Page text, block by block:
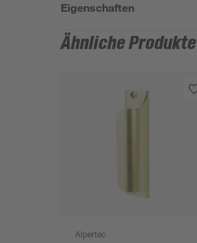
Eigenschaften
Ähnliche Produkte
Alpertec